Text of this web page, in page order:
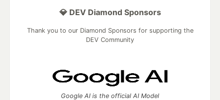
💎 DEV Diamond Sponsors
Thank you to our Diamond Sponsors for supporting the
DEV Community
Google AI is the official AI Model